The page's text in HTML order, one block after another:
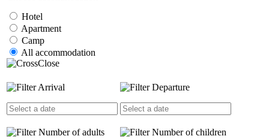
Hotel
Apartment
Camp
All accommodation
Close
Arrival Departure
Number of adults
Number of children